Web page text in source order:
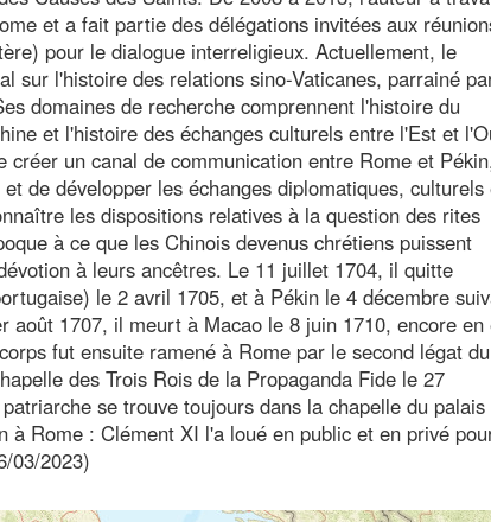
et a fait partie des délégations invitées aux
pour le dialogue interreligieux. Actuellement, le
sur l'histoire des relations sino-Vaticanes, parrainé
domaines de recherche comprennent l'histoire du
et l'histoire des échanges culturels entre l'Est et
un canal de communication entre Rome et
de développer les échanges diplomatiques, culturels
les dispositions relatives à la question des rites
à ce que les Chinois devenus chrétiens puissent
à leurs ancêtres. Le 11 juillet 1704, il quitte
le 2 avril 1705, et à Pékin le 4 décembre
1707, il meurt à Macao le 8 juin 1710, encore en
fut ensuite ramené à Rome par le second légat du
des Trois Rois de la Propaganda Fide le 27
se trouve toujours dans la chapelle du
Rome : Clément XI l'a loué en public et en privé
03/2023)